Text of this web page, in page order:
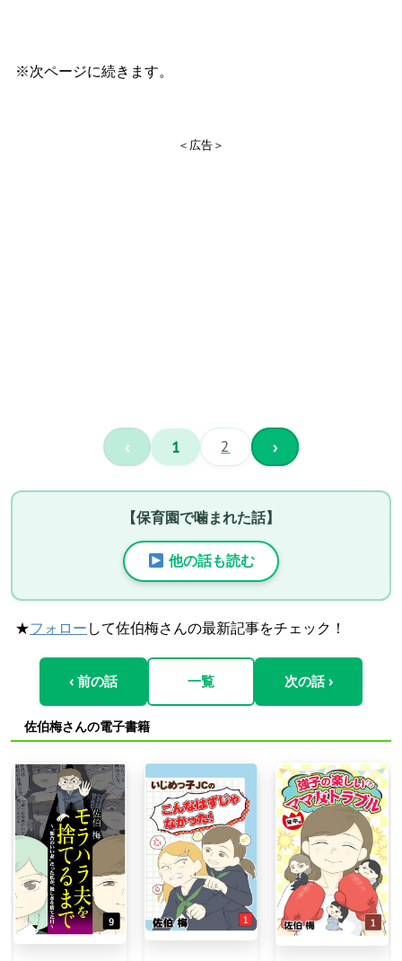
※次ページに続きます。
＜広告＞
‹ 1 2 ›
【保育園で噛まれた話】
他の話も読む
★フォロー して佐伯梅さんの最新記事をチェック！
‹ 前の話 一覧 次の話 ›
佐伯梅さんの電子書籍